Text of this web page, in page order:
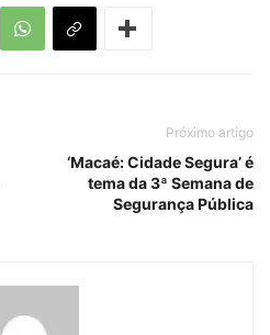
Próximo artigo
‘Macaé: Cidade Segura’ é
tema da 3ª Semana de
Segurança Pública